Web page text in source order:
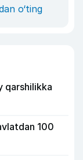
o‘ting
qarshilikka
100